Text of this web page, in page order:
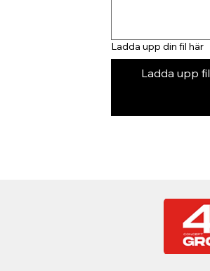
Ladda upp din fil här
Ladda upp fil